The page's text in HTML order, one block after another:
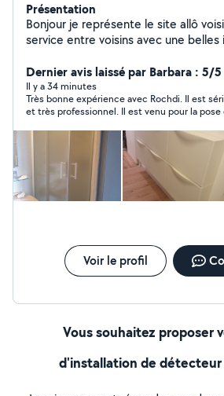
Présentation
Bonjour je représente le site allô
service entre voisins avec une
peint la plomberie l'électricité
montage de cuisine fixation de télé
pose étagère pose lino je fais aussi du
commentaires de mais clients vous
satisfaction de mon travail Je reste
cordialement
Dernier avis laissé par Barbara : 5/5
Il y a 34 minutes
Très bonne expérience avec Rochdi. Il est
et très professionnel. Il est venu pour la pose
soigneusement, avec de bonnes finitions. Je suis satisfaite du
résultat et je recommande Rochdi sans
pas à refaire appel à lui si besoin.
Voir le profil
Vous souhaitez proposer
d'installation de détecteur